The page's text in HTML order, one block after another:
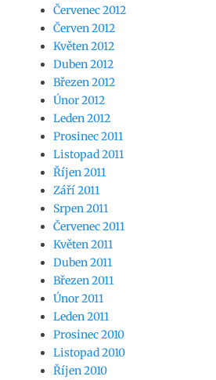
Červenec 2012
Červen 2012
Květen 2012
Duben 2012
Březen 2012
Únor 2012
Leden 2012
Prosinec 2011
Listopad 2011
Říjen 2011
Září 2011
Srpen 2011
Červenec 2011
Květen 2011
Duben 2011
Březen 2011
Únor 2011
Leden 2011
Prosinec 2010
Listopad 2010
Říjen 2010